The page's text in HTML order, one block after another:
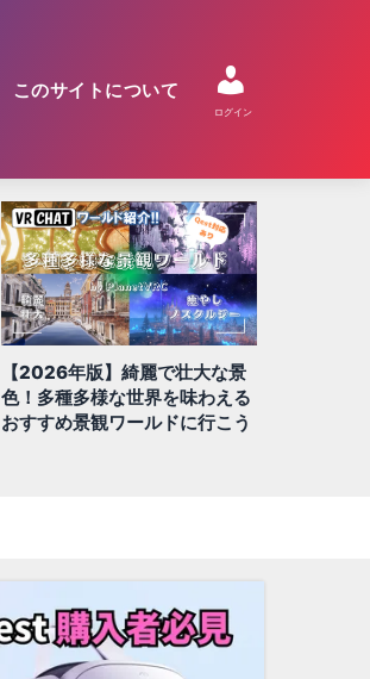
このサイトについて
ログイン
【2026年版】綺麗で壮大な景
色！多種多様な世界を味わえる
おすすめ景観ワールドに行こう